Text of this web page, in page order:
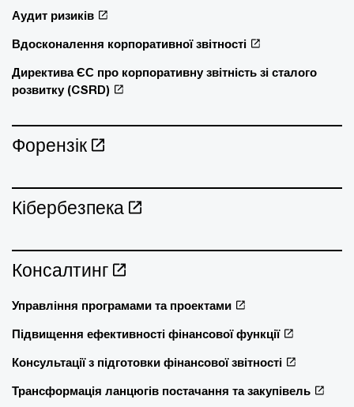
Аудит ризиків
Вдосконалення корпоративної звітності
Директива ЄС про корпоративну звітність зі сталого
розвитку (CSRD)
Форензік
Кібербезпека
Консалтинг
Управління програмами та проектами
Підвищення ефективності фінансової функції
Консультації з підготовки фінансової звітності
Трансформація ланцюгів постачання та закупівель